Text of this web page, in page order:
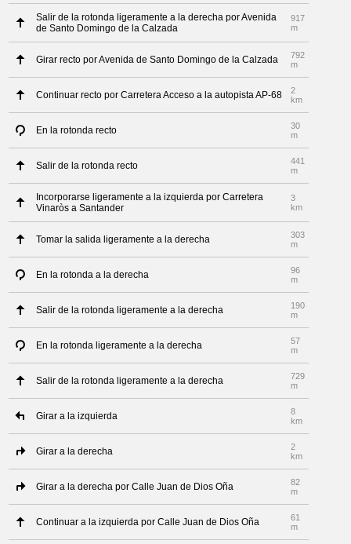
Salir de la rotonda ligeramente a la derecha por Avenida
de Santo Domingo de la Calzada
917
m
Girar recto por Avenida de Santo Domingo de la Calzada
792
m
Continuar recto por Carretera Acceso a la autopista AP-68
2
km
En la rotonda recto
30
m
Salir de la rotonda recto
441
m
Incorporarse ligeramente a la izquierda por Carretera
Vinaròs a Santander
3
km
Tomar la salida ligeramente a la derecha
303
m
En la rotonda a la derecha
96
m
Salir de la rotonda ligeramente a la derecha
190
m
En la rotonda ligeramente a la derecha
57
m
Salir de la rotonda ligeramente a la derecha
729
m
Girar a la izquierda
8
km
Girar a la derecha
2
km
Girar a la derecha por Calle Juan de Dios Oña
82
m
Continuar a la izquierda por Calle Juan de Dios Oña
61
m